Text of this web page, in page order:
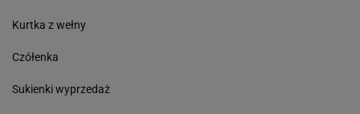
Kurtka z wełny
Czółenka
Sukienki wyprzedaż